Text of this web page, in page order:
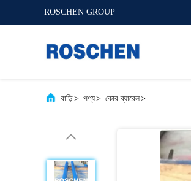
ROSCHEN GROUP
বাড়ি> পণ্য> কোর ব্যারেল>